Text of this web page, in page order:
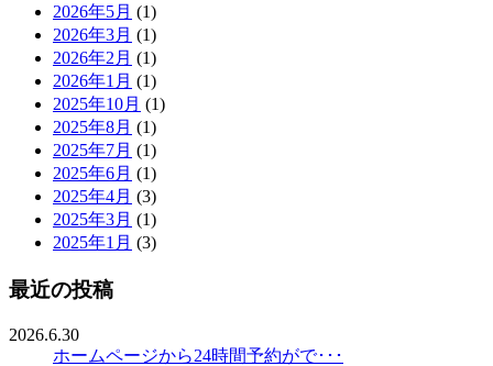
2026年5月 (1)
2026年3月 (1)
2026年2月 (1)
2026年1月 (1)
2025年10月 (1)
2025年8月 (1)
2025年7月 (1)
2025年6月 (1)
2025年4月 (3)
2025年3月 (1)
2025年1月 (3)
最近の投稿
2026.6.30
ホームページから24時間予約がで･･･